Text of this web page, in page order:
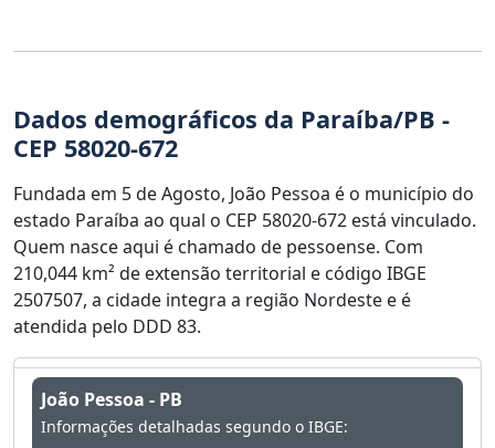
Dados demográficos da Paraíba/PB -
CEP 58020-672
Fundada em 5 de Agosto, João Pessoa é o município do
estado Paraíba ao qual o CEP 58020-672 está vinculado.
Quem nasce aqui é chamado de pessoense. Com
210,044 km² de extensão territorial e código IBGE
2507507, a cidade integra a região Nordeste e é
atendida pelo DDD 83.
João Pessoa - PB
Informações detalhadas segundo o IBGE: